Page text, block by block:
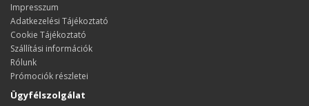
Impresszum
Adatkezelési Tájékoztató
Cookie Tájékoztató
Szállítási információk
Rólunk
Prómociók részletei
Ügyfélszolgálat